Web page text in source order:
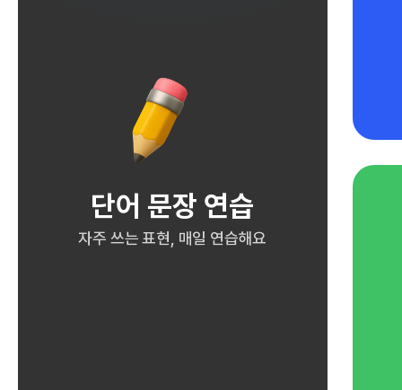
단어 문장 연습
자주 쓰는 표현, 매일 연습해요